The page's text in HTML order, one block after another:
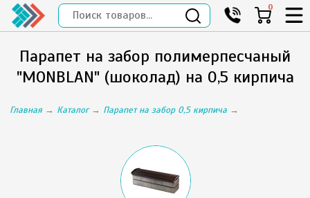
0
Парапет на забор полимерпесчаный
"MONBLAN" (шоколад) на 0,5 кирпича
Главная → Каталог → Парапет на забор 0,5 кирпича →